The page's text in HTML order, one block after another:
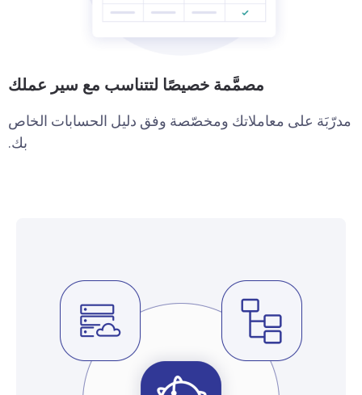
مصمَّمة خصيصًا لتتناسب مع سير عملك
مدرّبَة على معاملاتك ومخصّصة وفق دليل الحسابات الخاص
بك.